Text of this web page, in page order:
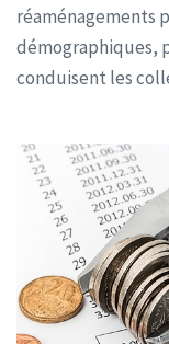
réaménagements
démographiques,
conduisent les